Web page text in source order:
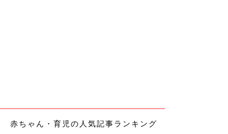
赤ちゃん・育児の人気記事ランキング